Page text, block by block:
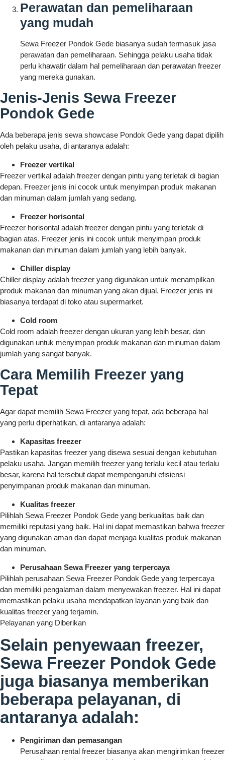
Perawatan dan pemeliharaan
yang mudah
Sewa Freezer Pondok Gede biasanya sudah termasuk jasa
perawatan dan pemeliharaan. Sehingga pelaku usaha tidak
perlu khawatir dalam hal pemeliharaan dan perawatan freezer
yang mereka gunakan.
Jenis-Jenis Sewa Freezer
Pondok Gede
Ada beberapa jenis sewa showcase Pondok Gede yang dapat dipilih
oleh pelaku usaha, di antaranya adalah:
Freezer vertikal
Freezer vertikal adalah freezer dengan pintu yang terletak di bagian
depan. Freezer jenis ini cocok untuk menyimpan produk makanan
dan minuman dalam jumlah yang sedang.
Freezer horisontal
Freezer horisontal adalah freezer dengan pintu yang terletak di
bagian atas. Freezer jenis ini cocok untuk menyimpan produk
makanan dan minuman dalam jumlah yang lebih banyak.
Chiller display
Chiller display adalah freezer yang digunakan untuk menampilkan
produk makanan dan minuman yang akan dijual. Freezer jenis ini
biasanya terdapat di toko atau supermarket.
Cold room
Cold room adalah freezer dengan ukuran yang lebih besar, dan
digunakan untuk menyimpan produk makanan dan minuman dalam
jumlah yang sangat banyak.
Cara Memilih Freezer yang
Tepat
Agar dapat memilih Sewa Freezer yang tepat, ada beberapa hal
yang perlu diperhatikan, di antaranya adalah:
Kapasitas freezer
Pastikan kapasitas freezer yang disewa sesuai dengan kebutuhan
pelaku usaha. Jangan memilih freezer yang terlalu kecil atau terlalu
besar, karena hal tersebut dapat mempengaruhi efisiensi
penyimpanan produk makanan dan minuman.
Kualitas freezer
Pilihlah Sewa Freezer Pondok Gede yang berkualitas baik dan
memiliki reputasi yang baik. Hal ini dapat memastikan bahwa freezer
yang digunakan aman dan dapat menjaga kualitas produk makanan
dan minuman.
Perusahaan Sewa Freezer yang terpercaya
Pilihlah perusahaan Sewa Freezer Pondok Gede yang terpercaya
dan memiliki pengalaman dalam menyewakan freezer. Hal ini dapat
memastikan pelaku usaha mendapatkan layanan yang baik dan
kualitas freezer yang terjamin.
Pelayanan yang Diberikan
Selain penyewaan freezer,
Sewa Freezer Pondok Gede
juga biasanya memberikan
beberapa pelayanan, di
antaranya adalah:
Pengiriman dan pemasangan
Perusahaan rental freezer biasanya akan mengirimkan freezer